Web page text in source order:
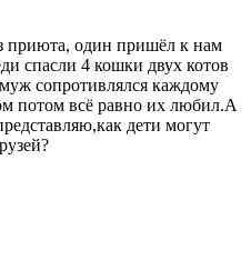
приюта, один пришёл к нам
спасли 4 кошки двух котов
сопротивлялся каждому
потом всё равно их любил.А
дети могут